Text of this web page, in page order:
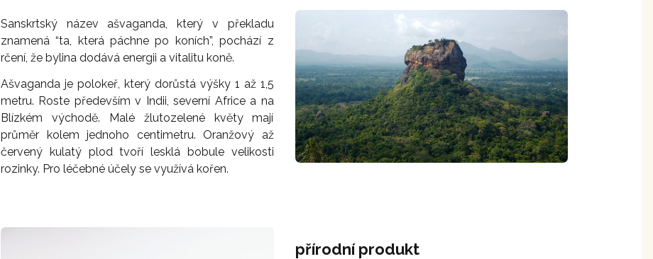
Sanskrtský název ašvaganda, který v překladu
znamená “ta, která páchne po koních”, pochází z
rčení, že bylina dodává energii a vitalitu koně.
Ašvaganda je polokeř, který dorůstá výšky 1 až 1,5
metru. Roste především v Indii, severní Africe a na
Blízkém východě. Malé žlutozelené květy mají
průměr kolem jednoho centimetru. Oranžový až
červený kulatý plod tvoří lesklá bobule velikosti
rozinky. Pro léčebné účely se využívá kořen.
přírodní produkt